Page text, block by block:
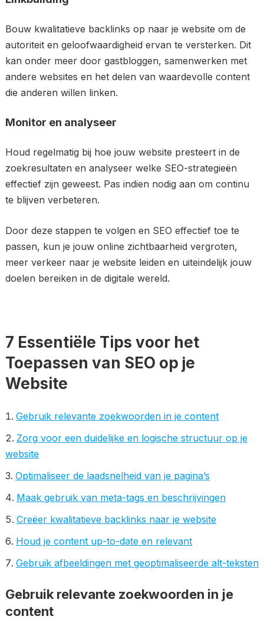
Bouw kwalitatieve backlinks op naar je website om de
autoriteit en geloofwaardigheid ervan te versterken. Dit
kan onder meer door gastbloggen, samenwerken met
andere websites en het delen van waardevolle content
die anderen willen linken.
Monitor en analyseer
Houd regelmatig bij hoe jouw website presteert in de
zoekresultaten en analyseer welke SEO-strategieën
effectief zijn geweest. Pas indien nodig aan om continu
te blijven verbeteren.
Door deze stappen te volgen en SEO effectief toe te
passen, kun je jouw online zichtbaarheid vergroten,
meer verkeer naar je website leiden en uiteindelijk jouw
doelen bereiken in de digitale wereld.
7 Essentiële Tips voor het
Toepassen van SEO op je
Website
Gebruik relevante zoekwoorden in je content
Zorg voor een duidelijke en logische structuur op je
website
Optimaliseer de laadsnelheid van je pagina’s
Maak gebruik van meta-tags en beschrijvingen
Creëer kwalitatieve backlinks naar je website
Houd je content up-to-date en relevant
Gebruik afbeeldingen met geoptimaliseerde alt-teksten
Gebruik relevante zoekwoorden in je
content